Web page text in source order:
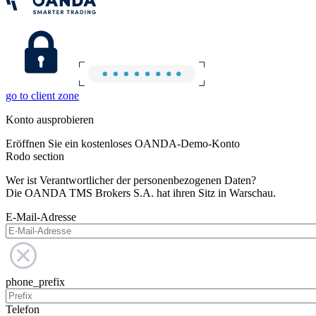
go to client zone
Konto ausprobieren
Eröffnen Sie ein kostenloses OANDA-Demo-Konto
Rodo section
Wer ist Verantwortlicher der personenbezogenen Daten?
Die OANDA TMS Brokers S.A. hat ihren Sitz in Warschau.
E-Mail-Adresse
phone_prefix
Telefon